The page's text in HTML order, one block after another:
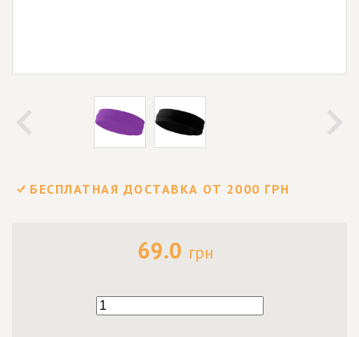
БЕСПЛАТНАЯ ДОСТАВКА ОТ 2000 ГРН
69.0 грн